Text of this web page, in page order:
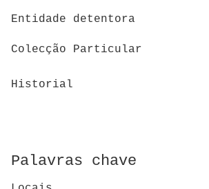
Entidade detentora
Colecção Particular
Historial
Palavras chave